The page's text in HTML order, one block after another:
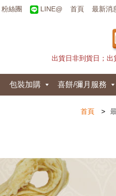
粉絲團 LINE@ 首頁 最新消
出貨日非到貨日；
包裝加購 喜餅/彌月服務
首頁